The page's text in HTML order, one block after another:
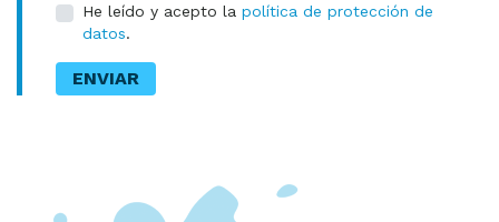
He leído y acepto la política de protección de
datos.
ENVIAR